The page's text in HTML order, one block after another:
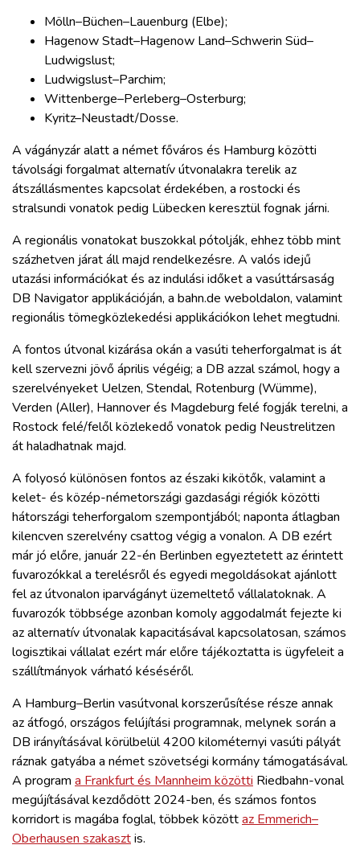
Mölln–Büchen–Lauenburg (Elbe);
Hagenow Stadt–Hagenow Land–Schwerin Süd–
Ludwigslust;
Ludwigslust–Parchim;
Wittenberge–Perleberg–Osterburg;
Kyritz–Neustadt/Dosse.
A vágányzár alatt a német főváros és Hamburg közötti
távolsági forgalmat alternatív útvonalakra terelik az
átszállásmentes kapcsolat érdekében, a rostocki és
stralsundi vonatok pedig Lübecken keresztül fognak járni.
A regionális vonatokat buszokkal pótolják, ehhez több mint
százhetven járat áll majd rendelkezésre. A valós idejű
utazási információkat és az indulási időket a vasúttársaság
DB Navigator applikációján, a bahn.de weboldalon, valamint
regionális tömegközlekedési applikációkon lehet megtudni.
A fontos útvonal kizárása okán a vasúti teherforgalmat is át
kell szervezni jövő április végéig; a DB azzal számol, hogy a
szerelvényeket Uelzen, Stendal, Rotenburg (Wümme),
Verden (Aller), Hannover és Magdeburg felé fogják terelni, a
Rostock felé/felől közlekedő vonatok pedig Neustrelitzen
át haladhatnak majd.
A folyosó különösen fontos az északi kikötők, valamint a
kelet- és közép-németországi gazdasági régiók közötti
hátországi teherforgalom szempontjából; naponta átlagban
kilencven szerelvény csattog végig a vonalon. A DB ezért
már jó előre, január 22-én Berlinben egyeztetett az érintett
fuvarozókkal a terelésről és egyedi megoldásokat ajánlott
fel az útvonalon iparvágányt üzemeltető vállalatoknak. A
fuvarozók többsége azonban komoly aggodalmát fejezte ki
az alternatív útvonalak kapacitásával kapcsolatosan, számos
logisztikai vállalat ezért már előre tájékoztatta is ügyfeleit a
szállítmányok várható késéséről.
A Hamburg–Berlin vasútvonal korszerűsítése része annak
az átfogó, országos felújítási programnak, melynek során a
DB irányításával körülbelül 4200 kilométernyi vasúti pályát
ráznak gatyába a német szövetségi kormány támogatásával.
A program a Frankfurt és Mannheim közötti Riedbahn-vonal
megújításával kezdődött 2024-ben, és számos fontos
korridort is magába foglal, többek közöttaz Emmerich–
Oberhausen szakasztis.